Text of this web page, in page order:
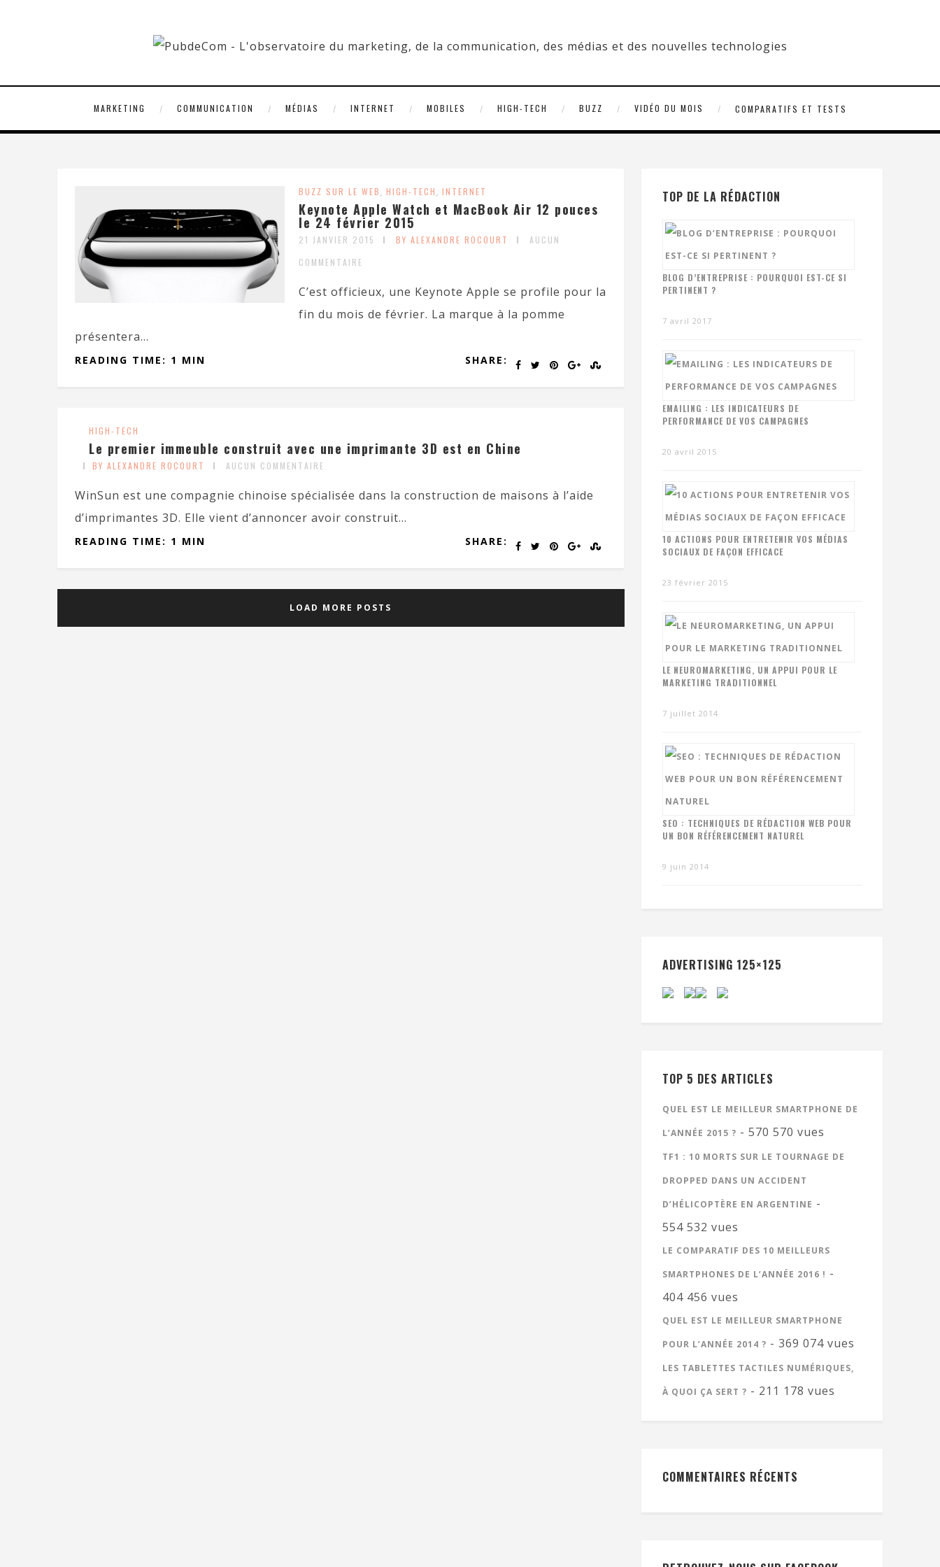
MARKETING COMMUNICATION MÉDIAS INTERNET MOBILES HIGH-TECH BUZZ VIDÉO DU MOIS COMPARATIFS ET TESTS
BUZZ SUR LE WEB, HIGH-TECH, INTERNET
Keynote Apple Watch et MacBook Air 12 pouces
le 24 février 2015
21 JANVIER 2015 BY ALEXANDRE ROCOURT
AUCUN
COMMENTAIRE
C’est officieux, une Keynote Apple se profile pour la
fin du mois de février. La marque à la pomme
présentera...
SHARE:
READING TIME: 1 MIN
HIGH-TECH
Le premier immeuble construit avec une imprimante 3D est en Chine
BY ALEXANDRE ROCOURT AUCUN COMMENTAIRE
WinSun est une compagnie chinoise spécialisée dans la construction de maisons à l’aide
d’imprimantes 3D. Elle vient d’annoncer avoir construit...
SHARE:
READING TIME: 1 MIN
LOAD MORE POSTS
TOP DE LA RÉDACTION
BLOG D’ENTREPRISE : POURQUOI EST-CE SI
PERTINENT ?
7 avril 2017
EMAILING : LES INDICATEURS DE
PERFORMANCE DE VOS CAMPAGNES
20 avril 2015
10 ACTIONS POUR ENTRETENIR VOS MÉDIAS
SOCIAUX DE FAÇON EFFICACE
23 février 2015
LE NEUROMARKETING, UN APPUI POUR LE
MARKETING TRADITIONNEL
7 juillet 2014
SEO : TECHNIQUES DE RÉDACTION WEB POUR
UN BON RÉFÉRENCEMENT NATUREL
9 juin 2014
ADVERTISING 125×125
TOP 5 DES ARTICLES
QUEL EST LE MEILLEUR SMARTPHONE DE
L’ANNÉE 2015 ? - 570 570 vues
TF1 : 10 MORTS SUR LE TOURNAGE DE
DROPPED DANS UN ACCIDENT
D’HÉLICOPTÈRE EN ARGENTINE -
554 532 vues
LE COMPARATIF DES 10 MEILLEURS
SMARTPHONES DE L’ANNÉE 2016 ! -
404 456 vues
QUEL EST LE MEILLEUR SMARTPHONE
POUR L’ANNÉE 2014 ? - 369 074 vues
LES TABLETTES TACTILES NUMÉRIQUES,
À QUOI ÇA SERT ? - 211 178 vues
COMMENTAIRES RÉCENTS